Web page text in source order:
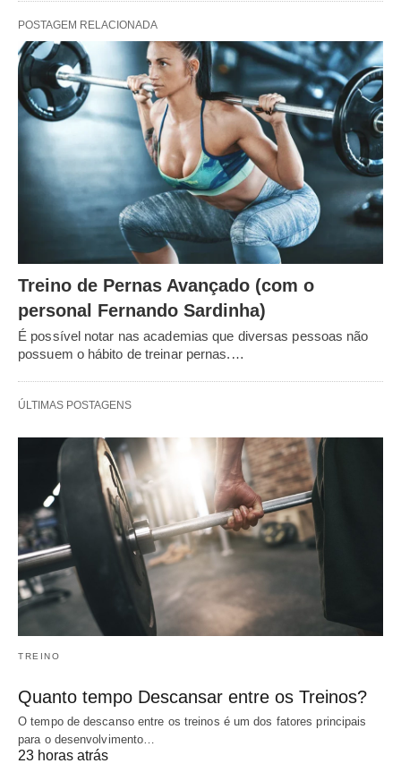
POSTAGEM RELACIONADA
Treino de Pernas Avançado (com o
personal Fernando Sardinha)
É possível notar nas academias que diversas pessoas não
possuem o hábito de treinar pernas.…
ÚLTIMAS POSTAGENS
TREINO
Quanto tempo Descansar entre os Treinos?
O tempo de descanso entre os treinos é um dos fatores principais
para o desenvolvimento…
23 horas atrás